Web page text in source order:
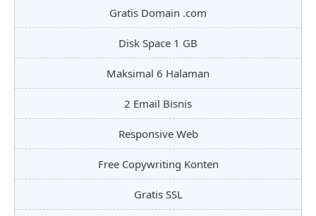
Gratis Domain .com
Disk Space 1 GB
Maksimal 6 Halaman
2 Email Bisnis
Responsive Web
Free Copywriting Konten
Gratis SSL